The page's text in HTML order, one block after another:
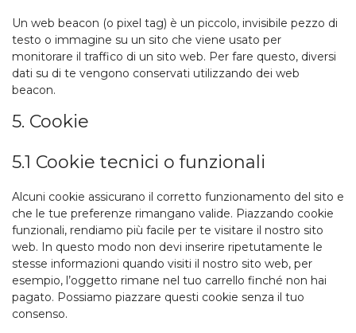
Un web beacon (o pixel tag) è un piccolo, invisibile pezzo di
testo o immagine su un sito che viene usato per
monitorare il traffico di un sito web. Per fare questo, diversi
dati su di te vengono conservati utilizzando dei web
beacon.
5. Cookie
5.1 Cookie tecnici o funzionali
Alcuni cookie assicurano il corretto funzionamento del sito e
che le tue preferenze rimangano valide. Piazzando cookie
funzionali, rendiamo più facile per te visitare il nostro sito
web. In questo modo non devi inserire ripetutamente le
stesse informazioni quando visiti il nostro sito web, per
esempio, l’oggetto rimane nel tuo carrello finché non hai
pagato. Possiamo piazzare questi cookie senza il tuo
consenso.